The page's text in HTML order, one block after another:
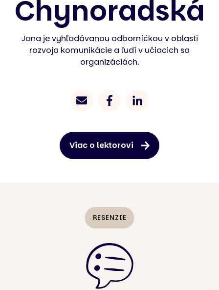
Chynoradská
Jana je vyhľadávanou odborníčkou v oblasti
rozvoja komunikácie a ľudí v učiacich sa
organizáciách.
Viac o lektorovi
RESENZIE